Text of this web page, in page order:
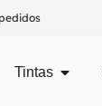
Tintas